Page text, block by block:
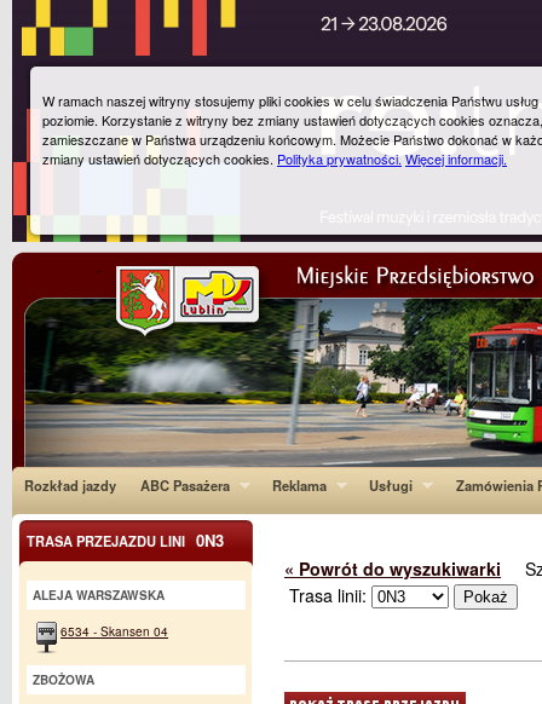
Rozkład jazdy ABC Pasażera Reklama Usługi Zamówienia
« Powrót do wyszukiwarki
Trasa linii:
TRASA PRZEJAZDU LINI 0N3
ALEJA WARSZAWSKA
6534 - Skansen 04
ZBOŻOWA
W ramach naszej witryny stosujemy pliki cookies w celu świadczenia Państwu
poziomie. Korzystanie z witryny bez zmiany ustawień dotyczących cookies
zamieszczane w Państwa urządzeniu końcowym. Możecie Państwo dokonać w
zmiany ustawień dotyczących cookies. Polityka prywatności.Więcej informacji.